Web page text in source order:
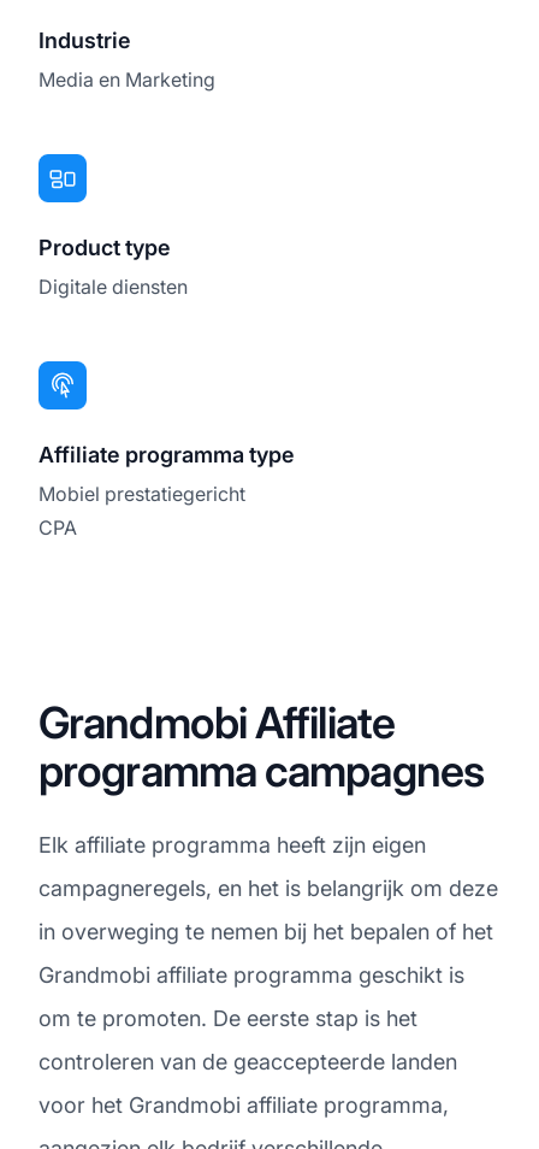
Industrie
Media en Marketing
Product type
Digitale diensten
Affiliate programma type
Mobiel prestatiegericht
CPA
Grandmobi Affiliate
programma campagnes
Elk affiliate programma heeft zijn eigen
campagneregels, en het is belangrijk om deze
in overweging te nemen bij het bepalen of het
Grandmobi affiliate programma geschikt is
om te promoten. De eerste stap is het
controleren van de geaccepteerde landen
voor het Grandmobi affiliate programma,